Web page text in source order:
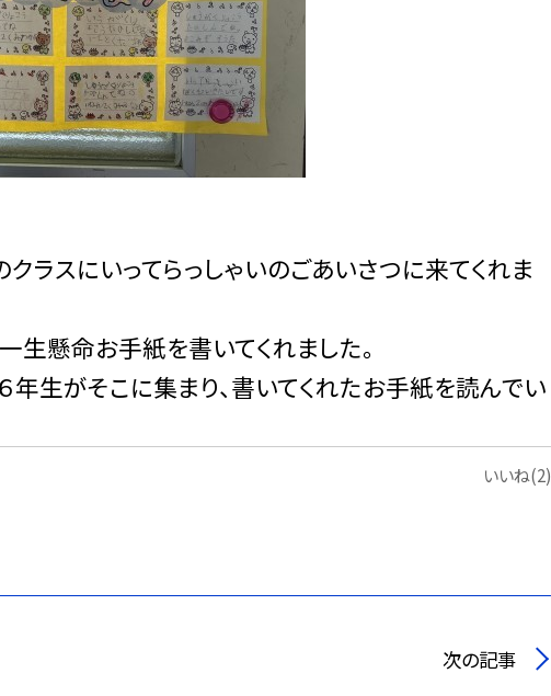
ラスにいってらっしゃいのごあいさつに来てくれま
生懸命お手紙を書いてくれました。
年生がそこに集まり、書いてくれたお手紙を読んでい
いいね(2)
次の記事